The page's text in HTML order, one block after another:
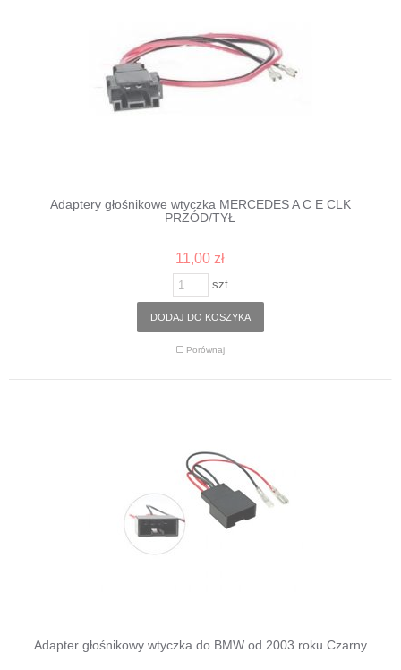
Adaptery głośnikowe wtyczka MERCEDES A C E CLK
PRZÓD/TYŁ
11,00 zł
szt
DODAJ DO KOSZYKA
Porównaj
Adapter głośnikowy wtyczka do BMW od 2003 roku Czarny